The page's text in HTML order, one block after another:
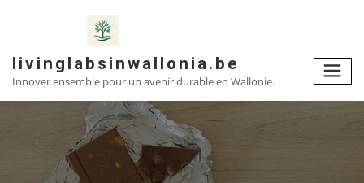
livinglabsinwallonia.be
Innover ensemble pour un avenir durable en Wallonie.